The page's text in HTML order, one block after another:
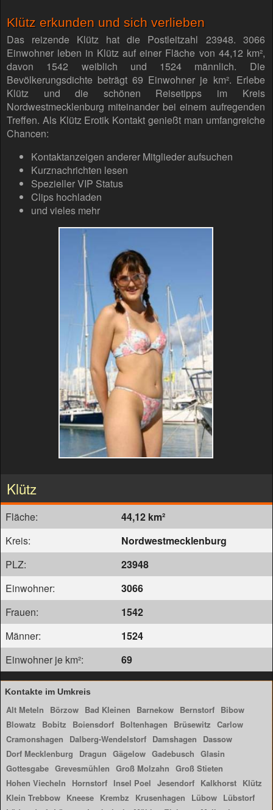
Klütz erkunden und sich verlieben
Das reizende Klütz hat die Postleitzahl 23948. 3066
Einwohner leben in Klütz auf einer Fläche von 44,12 km²,
davon 1542 weiblich und 1524 männlich. Die
Bevölkerungsdichte beträgt 69 Einwohner je km². Erlebe
Klütz und die schönen Reisetipps im Kreis
Nordwestmecklenburg miteinander bei einem aufregenden
Treffen. Als Klütz Erotik Kontakt genießt man umfangreiche
Chancen:
Kontaktanzeigen anderer Mitglieder aufsuchen
Kurznachrichten lesen
Spezieller VIP Status
Clips hochladen
und vieles mehr
Klütz
Fläche:
44,12 km²
Kreis:
Nordwestmecklenburg
PLZ:
23948
Einwohner:
3066
Frauen:
1542
Männer:
1524
Einwohner je km²:
69
Kontakte im Umkreis
Alt Meteln Börzow Bad Kleinen Barnekow Bernstorf Bibow
Blowatz
Bobitz Boiensdorf Boltenhagen Brüsewitz Carlow
Cramonshagen
Dalberg-Wendelstorf Damshagen
Dassow
Dorf Mecklenburg
Dragun Gägelow Gadebusch Glasin
Gottesgabe Grevesmühlen Groß Molzahn Groß Stieten
Hohen Viecheln
Hornstorf Insel Poel Jesendorf Kalkhorst Klütz
Klein Trebbow Kneese Krembz Krusenhagen Lübow Lübstorf